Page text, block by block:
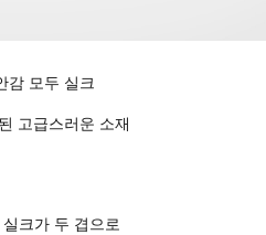
감 모두 실크
고급스러운 소재
크가 두 겹으로